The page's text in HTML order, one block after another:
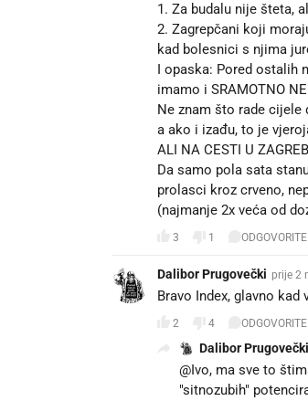
1. Za budalu nije šteta,
2. Zagrepčani koji
kad bolesnici s njima
I opaska: Pored ostalih
imamo i SRAMOTNO
Ne znam što rade cijele
a ako i izađu, to je
ALI NA CESTI U
Da samo pola sata
prolasci kroz crveno,
(najmanje 2x veća od
3 1 ODGOVORITE
Dalibor Prugovečki prije 2
Bravo Index, glavno
2 4 ODGOVORITE
Dalibor Prugovečki
@Ivo, ma sve to
"sitnozubih"